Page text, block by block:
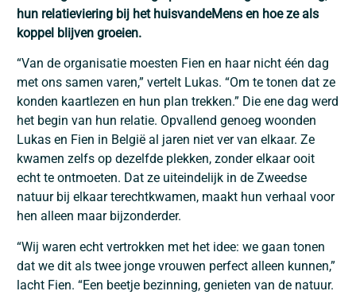
hun relatieviering bij het huisvandeMens en hoe ze als
koppel blijven groeien.
“Van de organisatie moesten Fien en haar nicht één dag
met ons samen varen,” vertelt Lukas. “Om te tonen dat ze
konden kaartlezen en hun plan trekken.” Die ene dag werd
het begin van hun relatie. Opvallend genoeg woonden
Lukas en Fien in België al jaren niet ver van elkaar. Ze
kwamen zelfs op dezelfde plekken, zonder elkaar ooit
echt te ontmoeten. Dat ze uiteindelijk in de Zweedse
natuur bij elkaar terechtkwamen, maakt hun verhaal voor
hen alleen maar bijzonderder.
“Wij waren echt vertrokken met het idee: we gaan tonen
dat we dit als twee jonge vrouwen perfect alleen kunnen,”
lacht Fien. “Een beetje bezinning, genieten van de natuur.